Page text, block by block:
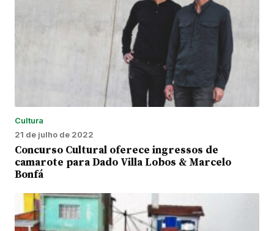
Cultura
21 de julho de 2022
Concurso Cultural oferece ingressos de
camarote para Dado Villa Lobos & Marcelo
Bonfá